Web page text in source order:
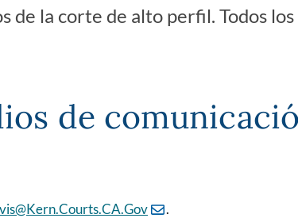
de la corte de alto perfil. Todos
de
.